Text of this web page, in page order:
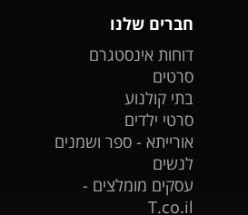
חברים שלנו
דוחות אינסטגרם
סרטים
בתי קולנוע
סרטי ילדים
אורייתא - ספר ושמנים
לנשים
עסקים מומלצים -
T.co.il